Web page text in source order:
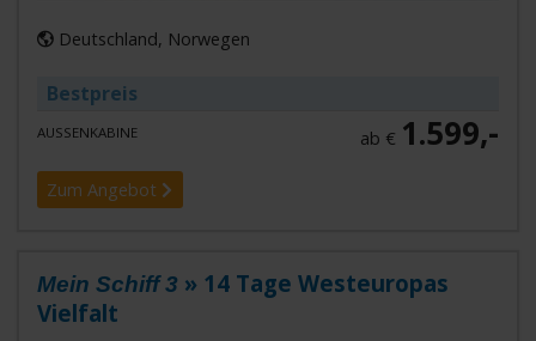
Deutschland, Norwegen
Bestpreis
AUSSENKABINE ab € 1.599,-
Zum Angebot
Mein Schiff 3 » 14 Tage Westeuropas
Vielfalt